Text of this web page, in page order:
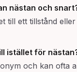
nästan och snart
till ett tillstånd
istället för
och kan ofta